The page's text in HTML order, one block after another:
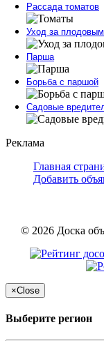
Рассада томатов
Уход за
Парша
Борьба с паршой
Садовые
Реклама
Главная
Добавить
© 2026 Доска
×Close
Выберите регион